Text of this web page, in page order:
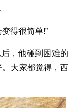
得很简单!”
，他碰到困难的
大家都觉得，西